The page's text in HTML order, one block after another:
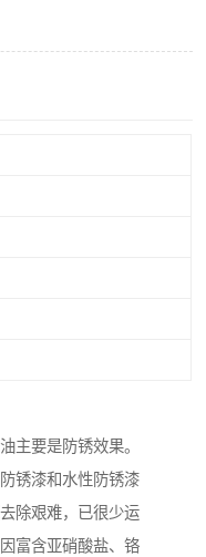
主要是防锈效果。
锈漆和水性防锈漆
除艰难，已很少运
富含亚硝酸盐、铬